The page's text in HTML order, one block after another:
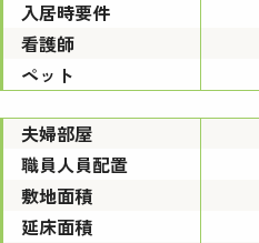
入居時要件
看護師
ペット
夫婦部屋
職員人員配置
敷地面積
延床面積